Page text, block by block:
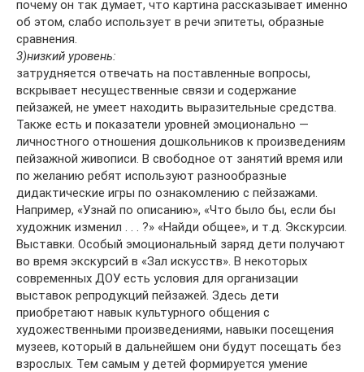
почему он так думает, что картина рассказывает именно
об этом, слабо использует в речи эпитеты, образные
сравнения.
3)низкий уровень:
затрудняется отвечать на поставленные вопросы,
вскрывает несущественные связи и содержание
пейзажей, не умеет находить выразительные средства.
Также есть и показатели уровней эмоционально —
личностного отношения дошкольников к произведениям
пейзажной живописи. В свободное от занятий время или
по желанию ребят используют разнообразные
дидактические игры по ознакомлению с пейзажами.
Например, «Узнай по описанию», «Что было бы, если бы
художник изменил . . . ?» «Найди общее», и т.д. Экскурсии.
Выставки. Особый эмоциональный заряд дети получают
во время экскурсий в «Зал искусств». В некоторых
современных ДОУ есть условия для организации
выставок репродукций пейзажей. Здесь дети
приобретают навык культурного общения с
художественными произведениями, навыки посещения
музеев, который в дальнейшем они будут посещать без
взрослых. Тем самым у детей формируется умение